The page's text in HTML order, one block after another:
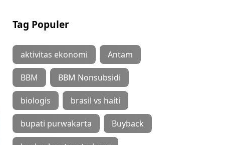
Tag Populer
aktivitas ekonomi Antam
BBM BBM Nonsubsidi
biologis brasil vs haiti
bupati purwakarta Buyback